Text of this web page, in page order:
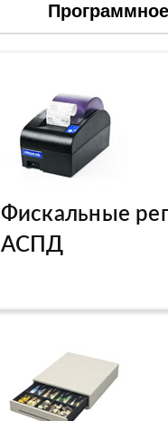
Фискальные
АСПД